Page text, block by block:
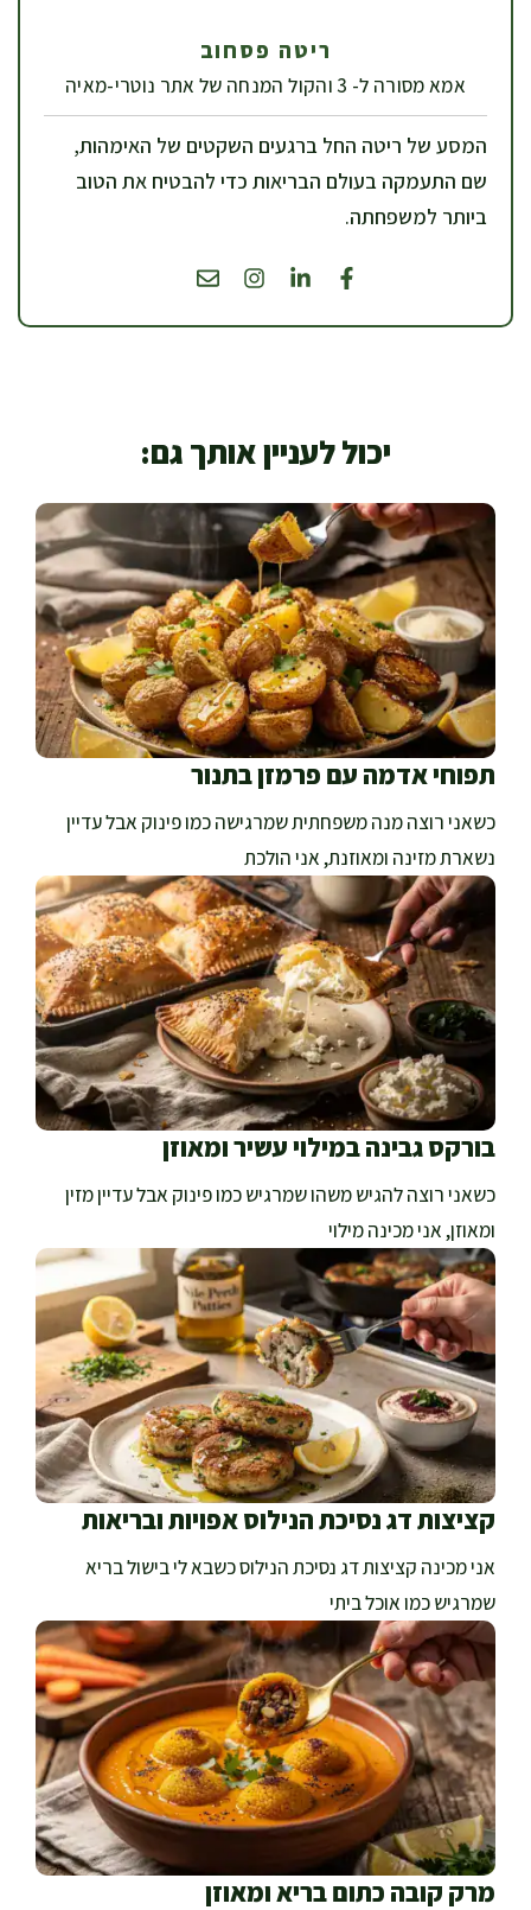
ריטה פסחוב
אמא מסורה ל- 3 והקול המנחה של אתר נוטרי-מאיה
המסע של ריטה החל ברגעים השקטים של האימהות,
שם התעמקה בעולם הבריאות כדי להבטיח את הטוב
ביותר למשפחתה.
יכול לעניין אותך גם:
תפוחי אדמה עם פרמזן בתנור
כשאני רוצה מנה משפחתית שמרגישה כמו פינוק אבל עדיין
נשארת מזינה ומאוזנת, אני הולכת
בורקס גבינה במילוי עשיר ומאוזן
כשאני רוצה להגיש משהו שמרגיש כמו פינוק אבל עדיין מזין
ומאוזן, אני מכינה מילוי
קציצות דג נסיכת הנילוס אפויות ובריאות
אני מכינה קציצות דג נסיכת הנילוס כשבא לי בישול בריא
שמרגיש כמו אוכל ביתי
מרק קובה כתום בריא ומאוזן